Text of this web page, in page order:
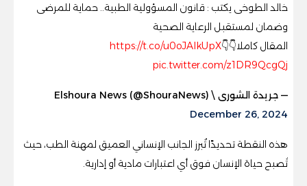
خالد الطوخى يكتب : قانون المسؤولية الطبية.. حماية للمرضى
وضمان لمستقبل الرعاية الصحية
المقال كاملا👇👇https://t.co/u0oJAlkUpX
pic.twitter.com/z1DR9QcgQj
— جريدة الشورى \ Elshoura News (@ShouraNews)
December 26, 2024
هذه النقطة تحديدًا تُبرز الجانب الإنساني العميق لمهنة الطب، حيث
تُصبح حياة الإنسان فوق أي اعتبارات مادية أو إدارية.